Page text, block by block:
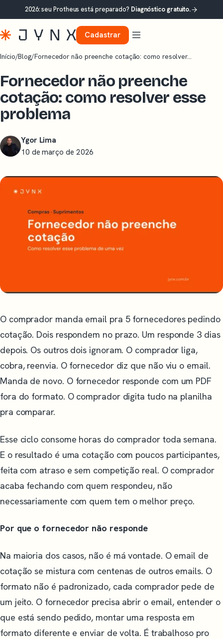
2026: seu Protheus está preparado? Diagnóstico gratuito.
Cadastrar
Início/Blog/Fornecedor não preenche cotação: como resolver…
Fornecedor não preenche
cotação: como resolver esse
problema
Ygor Lima
10 de março de 2026
O comprador manda email pra 5 fornecedores pedindo
cotação. Dois respondem no prazo. Um responde 3 dias
depois. Os outros dois ignoram. O comprador liga,
cobra, reenvia. O fornecedor diz que não viu o email.
Manda de novo. O fornecedor responde com um PDF
fora do formato. O comprador digita tudo na planilha
pra comparar.
Esse ciclo consome horas do comprador toda semana.
E o resultado é uma cotação com poucos participantes,
feita com atraso e sem competição real. O comprador
acaba fechando com quem respondeu, não
necessariamente com quem tem o melhor preço.
Por que o fornecedor não responde
Na maioria dos casos, não é má vontade. O email de
cotação se mistura com centenas de outros emails. O
formato não é padronizado, cada comprador pede de
um jeito. O fornecedor precisa abrir o email, entender o
que está sendo pedido, montar uma resposta em
formato diferente e enviar de volta. É trabalhoso pro